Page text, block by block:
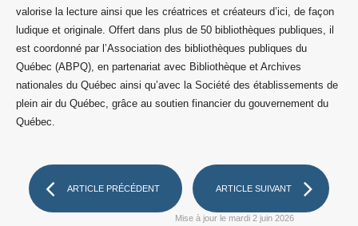
valorise la lecture ainsi que les créatrices et créateurs d’ici, de façon
ludique et originale. Offert dans plus de 50 bibliothèques publiques, il
est coordonné par l’Association des bibliothèques publiques du
Québec (ABPQ), en partenariat avec Bibliothèque et Archives
nationales du Québec ainsi qu’avec la Société des établissements de
plein air du Québec, grâce au soutien financier du gouvernement du
Québec.
ARTICLE PRÉCÉDENT ARTICLE SUIVANT
Mise à jour le mardi 2 juin 2026